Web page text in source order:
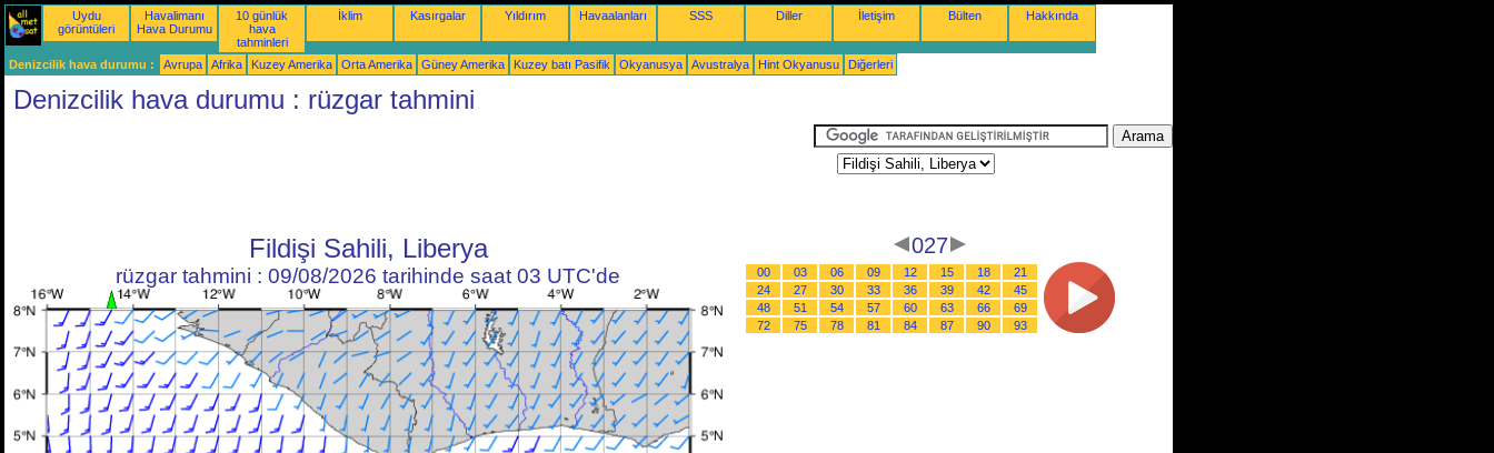
Uydu
görüntüleri
Havalimanı
Hava Durumu
10 günlük
hava
tahminleri
İklim Kasırgalar Yıldırım Havaalanları SSS Diller İletişim Bülten Hakkında
Denizcilik hava durumu : Avrupa Afrika Kuzey Amerika Orta Amerika Güney Amerika Kuzey batı Pasifik Okyanusya Avustralya Hint Okyanusu Diğerleri
Denizcilik hava durumu : rüzgar tahmini
Fildişi Sahili, Liberya
rüzgar tahmini : 09/08/2026 tarihinde saat 03 UTC'de
027
00 03 06 09 12 15 18
21
24
27 30 33 36 39 42
45
48
51 54 57 60 63 66
69
72
75 78 81 84 87 90 93